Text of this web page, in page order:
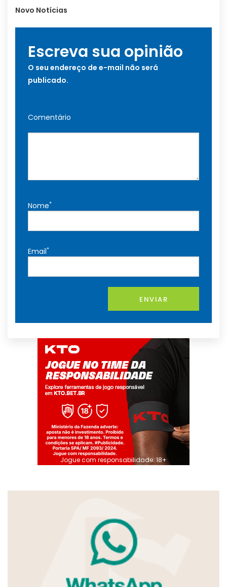
Novo Notícias
Escreva sua opinião
O seu endereço de e-mail não será
publicado.
Comentário
Nome*
Email*
ENVIAR
Jogue com responsabilidade. 18+